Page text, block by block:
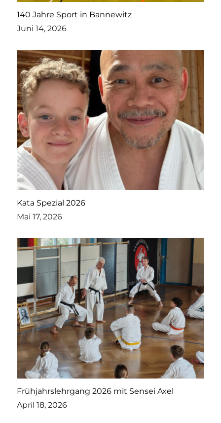
140 Jahre Sport in Bannewitz
Juni 14, 2026
Kata Spezial 2026
Mai 17, 2026
Frühjahrslehrgang 2026 mit Sensei Axel
April 18, 2026